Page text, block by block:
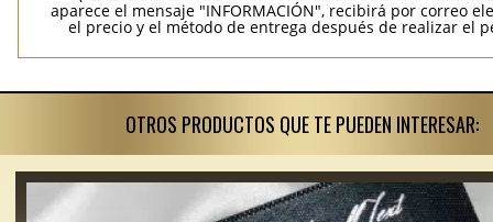
aparece el mensaje "INFORMACIÓN", recibirá por correo
el precio y el método de entrega después de realizar el
OTROS PRODUCTOS QUE TE PUEDEN INTERESAR: